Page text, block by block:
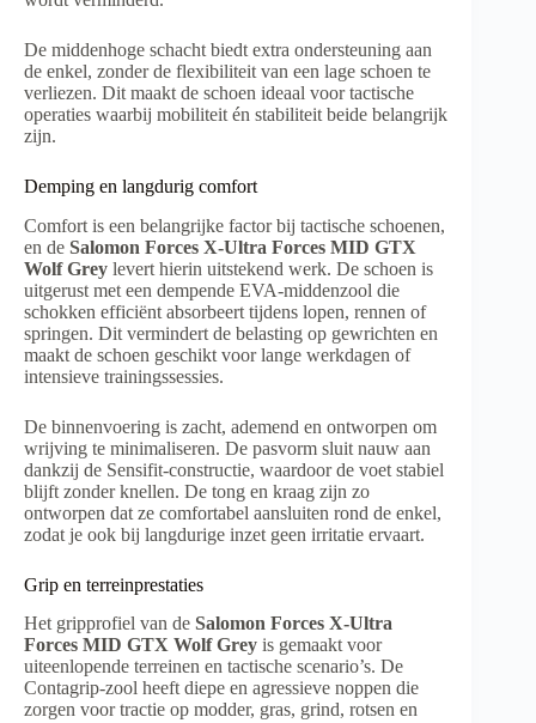
De middenhoge schacht biedt extra ondersteuning aan
de enkel, zonder de flexibiliteit van een lage schoen te
verliezen. Dit maakt de schoen ideaal voor tactische
operaties waarbij mobiliteit én stabiliteit beide belangrijk
zijn.
Demping en langdurig comfort
Comfort is een belangrijke factor bij tactische schoenen,
en de Salomon Forces X-Ultra Forces MID GTX
Wolf Grey levert hierin uitstekend werk. De schoen is
uitgerust met een dempende EVA-middenzool die
schokken efficiënt absorbeert tijdens lopen, rennen of
springen. Dit vermindert de belasting op gewrichten en
maakt de schoen geschikt voor lange werkdagen of
intensieve trainingssessies.
De binnenvoering is zacht, ademend en ontworpen om
wrijving te minimaliseren. De pasvorm sluit nauw aan
dankzij de Sensifit-constructie, waardoor de voet stabiel
blijft zonder knellen. De tong en kraag zijn zo
ontworpen dat ze comfortabel aansluiten rond de enkel,
zodat je ook bij langdurige inzet geen irritatie ervaart.
Grip en terreinprestaties
Het gripprofiel van de Salomon Forces X-Ultra
Forces MID GTX Wolf Grey is gemaakt voor
uiteenlopende terreinen en tactische scenario’s. De
Contagrip-zool heeft diepe en agressieve noppen die
zorgen voor tractie op modder, gras, grind, rotsen en